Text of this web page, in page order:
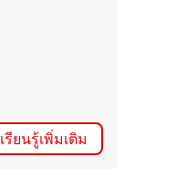
เรียนรู้เพิ่มเติม